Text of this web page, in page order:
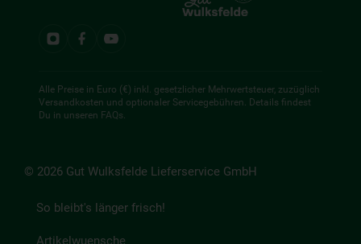
Alle Preise in Euro (€) inkl. gesetzlicher Mehrwertsteuer, zuzüglich
Versandkosten und optionaler Servicegebühren. Details findest
Du in unseren FAQs.
© 2026 Gut Wulksfelde Lieferservice GmbH
So bleibt's länger frisch!
Artikelwuensche